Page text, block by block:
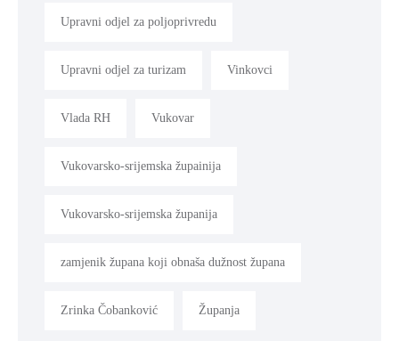
Upravni odjel za poljoprivredu
Upravni odjel za turizam Vinkovci
Vlada RH Vukovar
Vukovarsko-srijemska župainija
Vukovarsko-srijemska županija
zamjenik župana koji obnaša dužnost župana
Zrinka Čobanković Županja